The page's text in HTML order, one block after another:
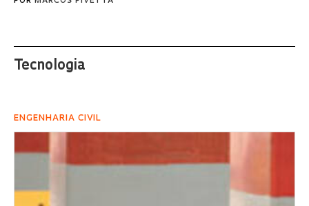
Tecnologia
ENGENHARIA CIVIL